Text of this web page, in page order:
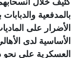
كثيف خلال
بالمدفعية
الأضرار على
الأساسية لدى
العسكرية على نحو